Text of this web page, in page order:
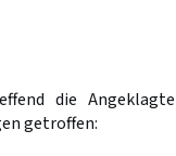
die
getroffen: